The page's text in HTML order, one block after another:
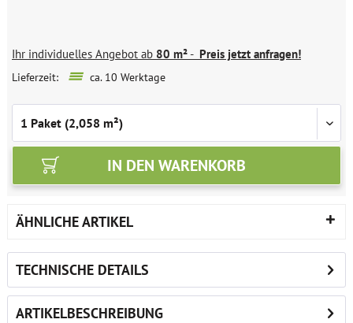
Ihr individuelles Angebot ab 80 m²- Preis jetzt anfragen!
Lieferzeit: ca. 10 Werktage
IN DEN WARENKORB
ÄHNLICHE ARTIKEL
TECHNISCHE DETAILS
ARTIKELBESCHREIBUNG